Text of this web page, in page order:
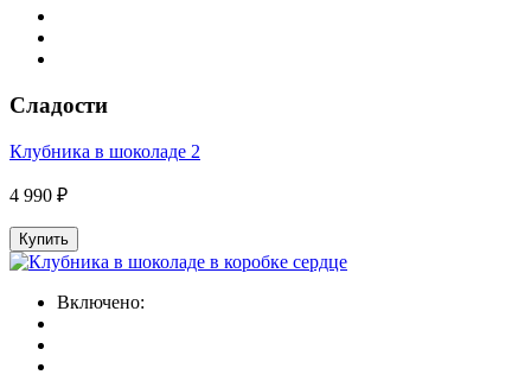
Сладости
Клубника в шоколаде 2
4 990 ₽
Купить
Включено: